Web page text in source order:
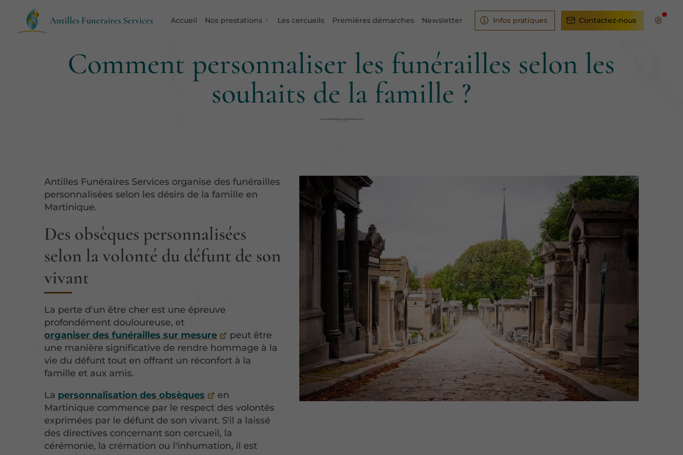
Antilles Funeraires Services Accueil Nos prestations Les cercueils Premières démarches Newsletter Infos pratiques Contactez-nous
Comment personnaliser les funérailles selon les
souhaits de la famille ?
Antilles Funéraires Services organise des funérailles
personnalisées selon les désirs de la famille en
Martinique.
Des obsèques personnalisées
selon la volonté du défunt de son
vivant
La perte d'un être cher est une épreuve
profondément douloureuse, et
organiser des funérailles sur mesure
peut être
une manière significative de rendre hommage à la
vie du défunt tout en offrant un réconfort à la
famille et aux amis.
La personnalisation des obsèques
en
Martinique commence par le respect des volontés
exprimées par le défunt de son vivant. S'il a laissé
des directives concernant son cercueil, la
cérémonie, la crémation ou l'inhumation, il est